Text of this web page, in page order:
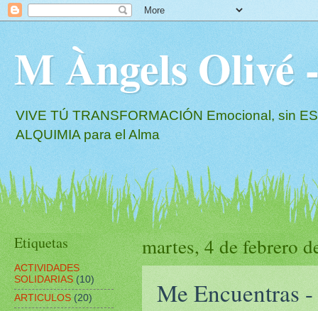
M Àngels
VIVE TÚ TRANSFORMACIÓN Emocional, sin
ALQUIMIA para el Alma
martes, 4 de febrero
Me Encuentras
Etiquetas
ACTIVIDADES
SOLIDARIAS (10)
ARTICULOS (20)